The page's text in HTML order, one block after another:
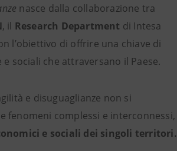
nasce dalla collaborazione tra
, il Research Department di Intesa
l’obiettivo di offrire una chiave di
sociali che attraversano il Paese.
e disuguaglianze non si
fenomeni complessi e interconnessi,
e sociali dei singoli territori.